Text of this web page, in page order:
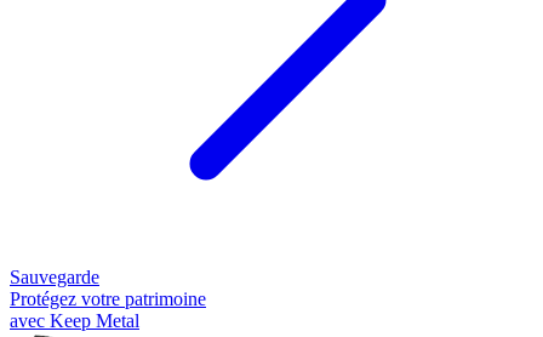
Sauvegarde
Protégez votre patrimoine
avec Keep Metal